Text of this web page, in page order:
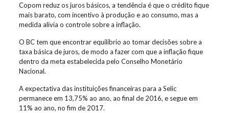
Copom reduz os juros básicos, a tendência é que o crédito fique
mais barato, com incentivo à produção e ao consumo, mas a
medida alivia o controle sobre a inflação.
O BC tem que encontrar equilíbrio ao tomar decisões sobre a
taxa básica de juros, de modo a fazer com que a inflação fique
dentro da meta estabelecida pelo Conselho Monetário
Nacional.
A expectativa das instituições financeiras para a Selic
permanece em 13,75% ao ano, ao final de 2016, e segue em
11% ao ano, no fim de 2017.